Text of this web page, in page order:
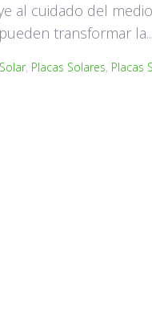
al cuidado del
transformar la...
, Placas Solares, Placas